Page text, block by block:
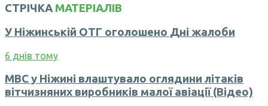
СТРІЧКА МАТЕРІАЛІВ
У Ніжинській ОТГ оголошено Дні жалоби
6 днів тому
МВС у Ніжині влаштувало оглядини літаків
вітчизняних виробників малої авіації (Відео)